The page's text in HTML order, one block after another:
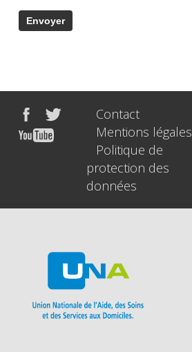
Contact
Mentions légales
Politique de
protection des
données